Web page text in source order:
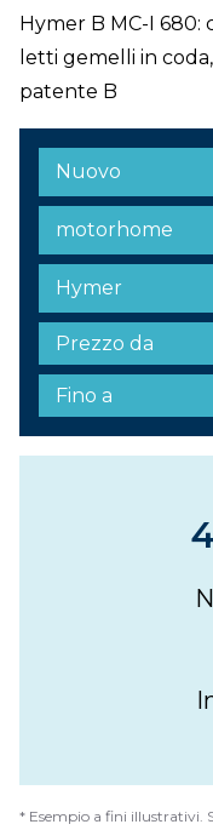
Hymer B MC-I
letti gemelli in
patente B
* Esempio a fini illustrativi.